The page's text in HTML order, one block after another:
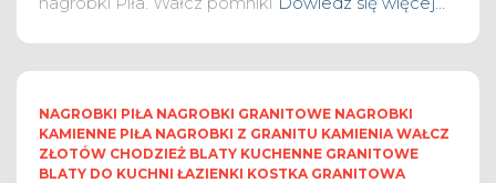
NAGROBKI PIŁA NAGROBKI GRANITOWE NAGROBKI
KAMIENNE PIŁA NAGROBKI Z GRANITU KAMIENIA WAŁCZ
ZŁOTÓW CHODZIEŻ BLATY KUCHENNE GRANITOWE
BLATY DO KUCHNI ŁAZIENKI KOSTKA GRANITOWA